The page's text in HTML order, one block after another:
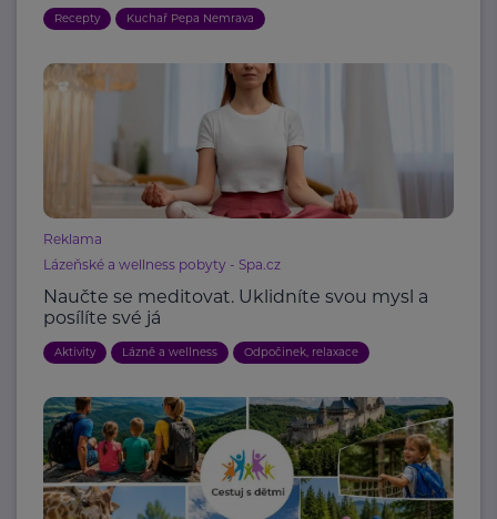
Recepty Kuchař Pepa Nemrava
Reklama
Lázeňské a wellness pobyty - Spa.cz
Naučte se meditovat. Uklidníte svou mysl a
posílíte své já
Aktivity Lázně a wellness Odpočinek, relaxace